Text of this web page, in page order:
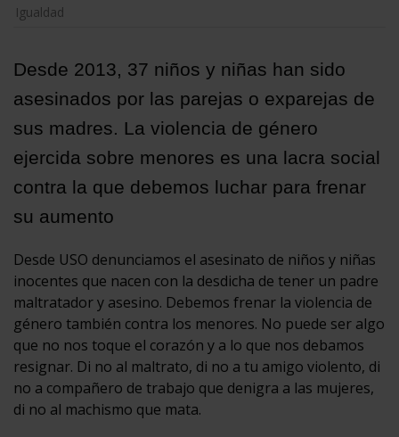
Igualdad
Desde 2013, 37 niños y niñas han sido
asesinados por las parejas o exparejas de
sus madres. La violencia de género
ejercida sobre menores es una lacra social
contra la que debemos luchar para frenar
su aumento
Desde USO denunciamos el asesinato de niños y niñas
inocentes que nacen con la desdicha de tener un padre
maltratador y asesino. Debemos frenar la violencia de
género también contra los menores. No puede ser algo
que no nos toque el corazón y a lo que nos debamos
resignar. Di no al maltrato, di no a tu amigo violento, di
no a compañero de trabajo que denigra a las mujeres,
di no al machismo que mata.